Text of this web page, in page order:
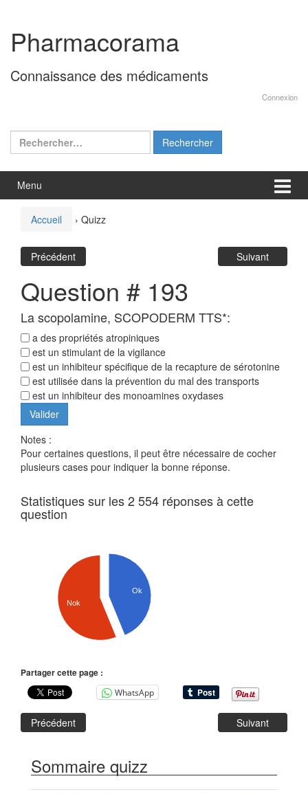
contenu
menu
principal
Pharmacorama
Connaissance des médicaments
Connexion
Rechercher :
Menu
Accueil › Quizz
Précédent Suivant
Question # 193
La scopolamine, SCOPODERM TTS*:
a des propriétés atropiniques
est un stimulant de la vigilance
est un inhibiteur spécifique de la recapture de sérotonine
est utilisée dans la prévention du mal des transports
est un inhibiteur des monoamines oxydases
Notes :
Pour certaines questions, il peut être nécessaire de cocher
plusieurs cases pour indiquer la bonne réponse.
Statistiques sur les 2 554 réponses à cette
question
Ok
Nok
Partager cette page :
WhatsApp
Précédent Suivant
Sommaire quizz